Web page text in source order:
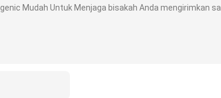
Mudah Untuk Menjaga bisakah Anda mengirimkan